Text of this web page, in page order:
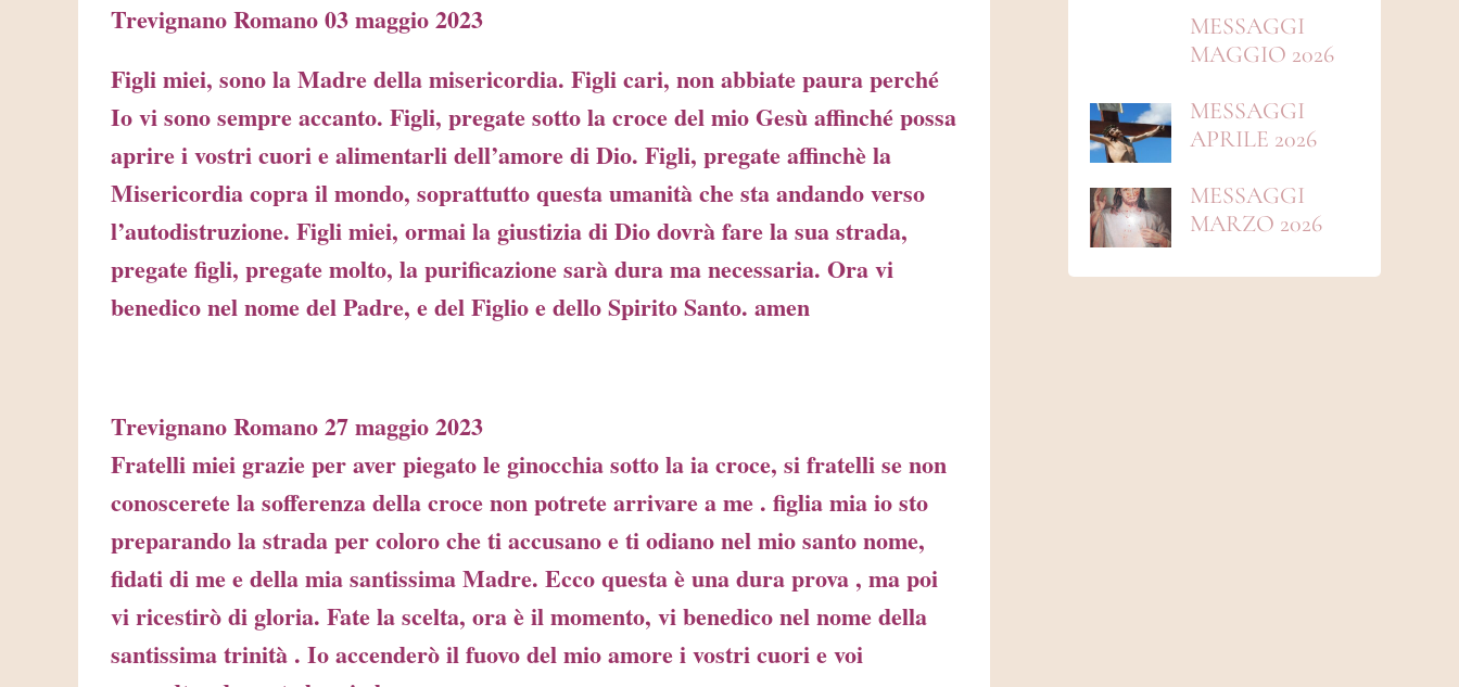
Trevignano Romano 03 maggio 2023
Figli miei, sono la Madre della misericordia. Figli cari, non abbiate paura perché
Io vi sono sempre accanto. Figli, pregate sotto la croce del mio Gesù affinché possa
aprire i vostri cuori e alimentarli dell’amore di Dio. Figli, pregate affinchè la
Misericordia copra il mondo, soprattutto questa umanità che sta andando verso
l’autodistruzione. Figli miei, ormai la giustizia di Dio dovrà fare la sua strada,
pregate figli, pregate molto, la purificazione sarà dura ma necessaria. Ora vi
benedico nel nome del Padre, e del Figlio e dello Spirito Santo. amen
Trevignano Romano 27 maggio 2023
Fratelli miei grazie per aver piegato le ginocchia sotto la ia croce, si fratelli se non
conoscerete la sofferenza della croce non potrete arrivare a me . figlia mia io sto
preparando la strada per coloro che ti accusano e ti odiano nel mio santo nome,
fidati di me e della mia santissima Madre. Ecco questa è una dura prova , ma poi
vi ricestirò di gloria. Fate la scelta, ora è il momento, vi benedico nel nome della
santissima trinità . Io accenderò il fuovo del mio amore i vostri cuori e voi
MESSAGGI
MAGGIO 2026
MESSAGGI
APRILE 2026
MESSAGGI
MARZO 2026